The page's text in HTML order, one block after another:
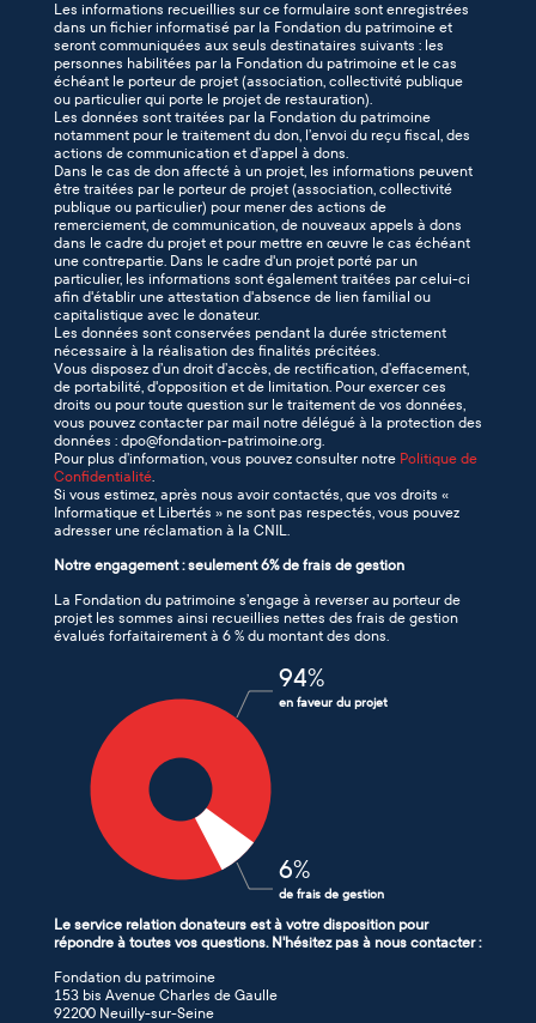
Les informations recueillies sur ce formulaire sont enregistrées
dans un fichier informatisé par la Fondation du patrimoine et
seront communiquées aux seuls destinataires suivants : les
personnes habilitées par la Fondation du patrimoine et le cas
échéant le porteur de projet (association, collectivité publique
ou particulier qui porte le projet de restauration).
Les données sont traitées par la Fondation du patrimoine
notamment pour le traitement du don, l’envoi du reçu fiscal, des
actions de communication et d’appel à dons.
Dans le cas de don affecté à un projet, les informations peuvent
être traitées par le porteur de projet (association, collectivité
publique ou particulier) pour mener des actions de
remerciement, de communication, de nouveaux appels à dons
dans le cadre du projet et pour mettre en œuvre le cas échéant
une contrepartie. Dans le cadre d'un projet porté par un
particulier, les informations sont également traitées par celui-ci
afin d'établir une attestation d'absence de lien familial ou
capitalistique avec le donateur.
Les données sont conservées pendant la durée strictement
nécessaire à la réalisation des finalités précitées.
Vous disposez d’un droit d’accès, de rectification, d’effacement,
de portabilité, d'opposition et de limitation. Pour exercer ces
droits ou pour toute question sur le traitement de vos données,
vous pouvez contacter par mail notre délégué à la protection des
données : dpo@fondation-patrimoine.org.
Pour plus d’information, vous pouvez consulter notre Politique de
Confidentialité.
Si vous estimez, après nous avoir contactés, que vos droits «
Informatique et Libertés » ne sont pas respectés, vous pouvez
adresser une réclamation à la CNIL.
Notre engagement : seulement 6% de frais de gestion
La Fondation du patrimoine s’engage à reverser au porteur de
projet les sommes ainsi recueillies nettes des frais de gestion
évalués forfaitairement à 6 % du montant des dons.
94%
en faveur du projet
6%
de frais de gestion
Le service relation donateurs est à votre disposition pour
répondre à toutes vos questions. N'hésitez pas à nous contacter :
Fondation du patrimoine
153 bis Avenue Charles de Gaulle
92200 Neuilly-sur-Seine